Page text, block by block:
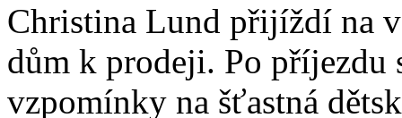
Christina Lund přijíždí na
dům k prodeji. Po příjezdu
vzpomínky na šťastná